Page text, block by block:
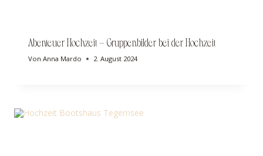
Abenteuer Hochzeit – Gruppenbilder bei der Hochzeit
Von Anna Mardo 2. August 2024